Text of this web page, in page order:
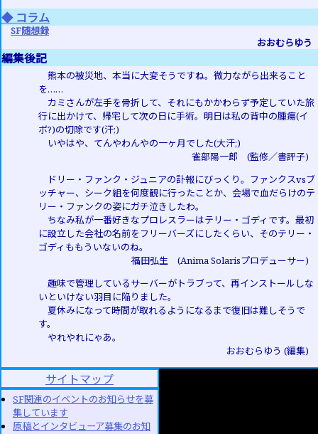
◆ コラム
SF随想録
おおむらゆう
編集後記
熊本の被災地、本当に大変そうですね。微力ながら出来ること
を……
カミさんが左手を骨折して、それにもかかわらず予定していた旅
行に出かけて、帰宅して次の日に手術。明日は私の背中の腫瘍(イ
ボ?)の切除です(汗;)
いやはや、てんやわんやの一ヶ月でした(大汗;)
雀部陽一郎 (監修／書評子)
ドリー・ファンク・ジュニアの訃報にびっくり。ファンクスvsブ
ッチャー、シーク組を何度観に行ったことか、会場で血だらけのテ
リー・ファンクの姿にガチ泣きしたわ。
ちなみ私が一番好きなプロレスラーはテリー・ゴディです。最初
に設立した会社の名前をフリーバーズにしたくらい、そのテリー・
ゴディももういないのね。
福田弘生 (Anima Solarisプロデューサー)
趣味で管理しているサーバーがトラブって、再インストールしな
いといけない羽目に陥りました。
夏休みになって時間が取れるようになるまで復旧は難しそうで
す。
やれやれにゃあ。
おおむらゆう (編集)
サイトマップ
SF関連のイベントのお知らせを募
集しています
原稿とインタビューア募集のお知